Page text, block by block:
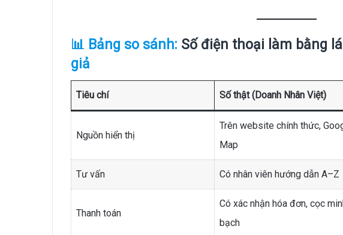
📊 Bảng so sánh: Số điện thoại làm bằng
giả
Tiêu chí Số thật (Doanh Nhân Việt)
Nguồn hiển thị
Trên website chính thức,
Map
Tư vấn Có nhân viên hướng dẫn A–Z
Thanh toán
Có xác nhận hóa đơn, cọc
bạch